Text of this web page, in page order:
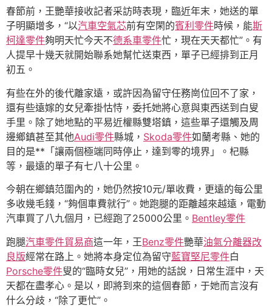
春節前，王艷華接收記者采訪時表現，臨近年末，她送的單
子明顯增多，“以汽車空氣芯前有空閑的賓利零件時候，能斯
柯達零件夠明天忙今天不德系車零件忙，現在天天都忙”。有
人提早十幾天就開始聯系她幫忙送東西，單子已經排到正月
初五。
有些在外的後代離家遠，或許因為留守任務崗位回不了家，
還有些遠嫁的女兒牽掛怙恃，委托她將心意與東西送到白叟
手里。除了她地點的平易近權縣雙塔鎮，這些單子還觸及周
邊鄉鎮甚至其他Audi零件縣城， Skoda零件如蘭考縣、她的
目的是**「讓兩個極端同時停止，達到零的境界」。杞縣
等，最遠的單子有七八十公里。
今朝在鄉鎮范圍內的，她仍然按10元/單收費，更遠的每公里
多收幾毛錢，“夠個車費就行”。她跑腿的距離越來越遠，電動
汽車買了八九個月，已經跑了25000公里。 Bentley零件
跑腿汽車零件貿易商這一年，王Benz零件艷華油氣分離器改
良版經常在路上。她將本身定位為留守藍寶堅尼零件白
Porsche零件叟的“臨時女兒”，用她的話說，日常生涯中，天
天都在盡孝心。是以，即將到來的這個春節，于她而言沒有
什么分歧，“除了更忙”。